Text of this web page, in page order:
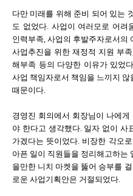
다만 미래를 위해 준비 되어 있는
도 없었다. 사업이 여러모로 어려
인력부족, 사업의 후발주자로서의
사업추진을 위한 재정적 지원 부
해부족 등의 다양한 이유가 있었
사업 책임자로서 책임을 느끼지
때문이다.
경영진 회의에서 회장님이 나에게
야 한다고 생각했다. 일자 없이 사
가겠다는 뜻이었다. 비장한 각오
아픈 일이 직원들을 정리해고하는
을만한 니치 마켓을 뚫어 승부를
로운 사업기획안은 거절되었다.